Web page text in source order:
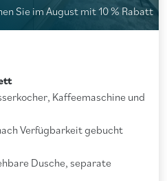
Sie im August mit 10 % Rabatt
Kaffeemaschine und
Verfügbarkeit gebucht
Dusche, separate